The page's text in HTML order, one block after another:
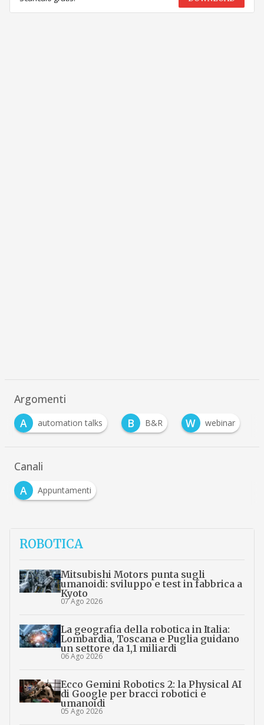
Argomenti
A
automation talks B B&R W webinar
Canali
A
Appuntamenti
ROBOTICA
Mitsubishi Motors punta sugli
umanoidi: sviluppo e test in fabbrica a
Kyoto
07 Ago 2026
La geografia della robotica in Italia:
Lombardia, Toscana e Puglia guidano
un settore da 1,1 miliardi
06 Ago 2026
Ecco Gemini Robotics 2: la Physical AI
di Google per bracci robotici e
umanoidi
05 Ago 2026